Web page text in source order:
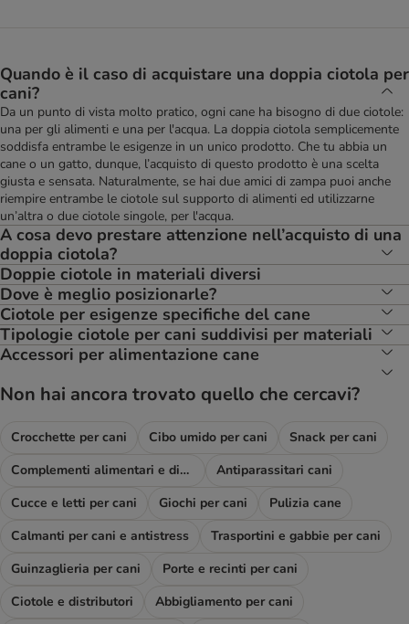
Quando è il caso di acquistare una doppia ciotola per
cani?
Da un punto di vista molto pratico, ogni cane ha bisogno di due ciotole:
una per gli alimenti e una per l'acqua. La doppia ciotola semplicemente
soddisfa entrambe le esigenze in un unico prodotto. Che tu abbia un
cane o un gatto, dunque, l’acquisto di questo prodotto è una scelta
giusta e sensata. Naturalmente, se hai due amici di zampa puoi anche
riempire entrambe le ciotole sul supporto di alimenti ed utilizzarne
un’altra o due ciotole singole, per l'acqua.
A cosa devo prestare attenzione nell’acquisto di una
doppia ciotola?
Doppie ciotole in materiali diversi
Dove è meglio posizionarle?
Ciotole per esigenze specifiche del cane
Tipologie ciotole per cani suddivisi per materiali
Accessori per alimentazione cane
Non hai ancora trovato quello che cercavi?
Crocchette per cani Cibo umido per cani
Snack per cani
Complementi alimentari e diete
Antiparassitari cani
Cucce e letti per cani
Giochi per cani
Pulizia cane
Calmanti per cani e antistress
Trasportini e gabbie per cani
Guinzaglieria per cani
Porte e recinti per cani
Ciotole e distributori
Abbigliamento per cani